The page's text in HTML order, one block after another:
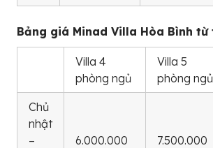
Bảng giá Minad Villa Hòa Bình từ
Villa 4
phòng ngủ
Villa 5
phòng ngủ
Chủ
nhật
–
6.000.000 7.500.000